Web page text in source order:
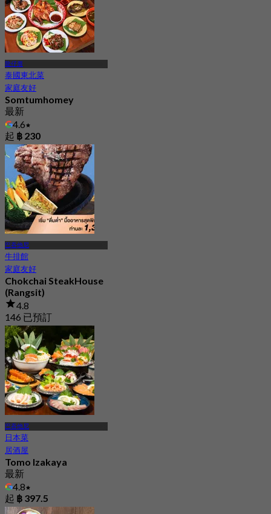
龍仔厝
泰國東北菜
家庭友好
Somtumhomey
最新
4.6
起 ฿ 230
巴吞他尼
牛排館
家庭友好
Chokchai SteakHouse
(Rangsit)
4.8
146 已預訂
起฿ 1,300
巴吞他尼
日本菜
居酒屋
Tomo Izakaya
最新
4.8
起 ฿ 397.5